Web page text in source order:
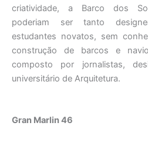
criatividade, a Barco dos
poderiam ser tanto
estudantes novatos, sem
construção de barcos e
composto por jornalistas,
universitário de Arquitetura.
Gran Marlin 46